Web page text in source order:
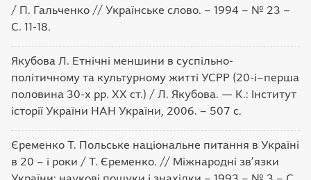
/ П. Гальченко // Українське слово. – 1994 – № 23 –
С. 11-18.
Якубова Л. Етнічні меншини в суспільно-
політичному та культурному житті УСРР (20-і–перша
половина 30-х рр. ХХ ст.) / Л. Якубова. — К.: Інститут
історії України НАН України, 2006. – 507 с.
Єременко Т. Польське національне питання в Україні
в 20 – і роки / Т. Єременко. // Міжнародні зв’язки